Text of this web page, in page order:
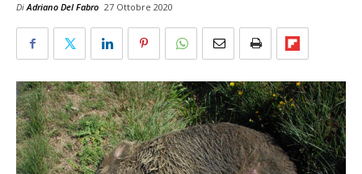
DiAdriano Del Fabro 27 Ottobre 2020